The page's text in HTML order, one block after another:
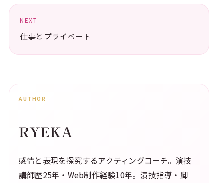
NEXT
仕事とプライベート
AUTHOR
RYEKA
感情と表現を探究するアクティングコーチ。演技
講師歴25年・Web制作経験10年。演技指導・脚